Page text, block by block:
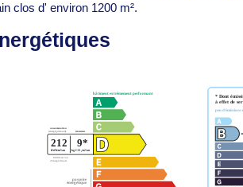
clos d' environ 1200 m².